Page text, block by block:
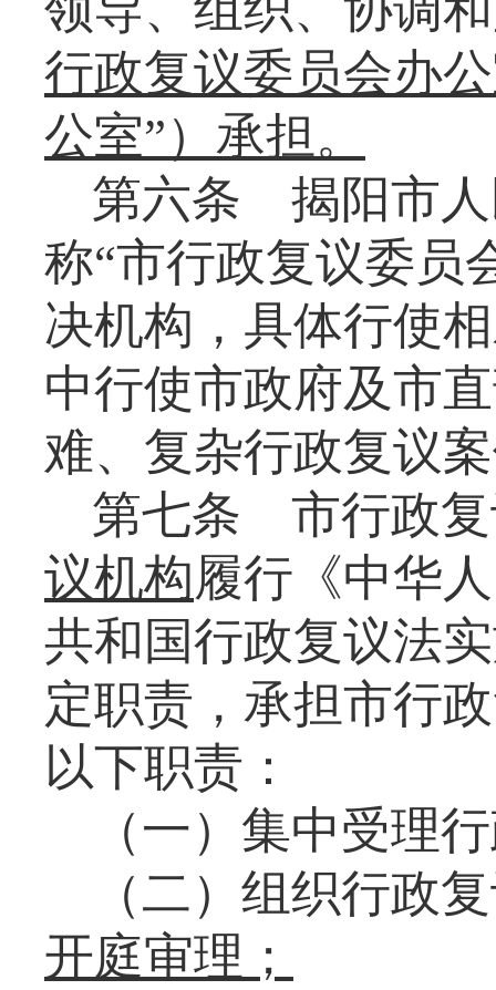
行政复议委员会办
公室”）承担。
第六条 揭阳市人
称“市行政复议委员
决机构，具体行使
中行使市政府及市
难、复杂行政复议
第七条 市行政复
议机构履行《中华
共和国行政复议法
定职责，承担市行
以下职责：
（一）集中受理
（二）组织行政
开庭审理；